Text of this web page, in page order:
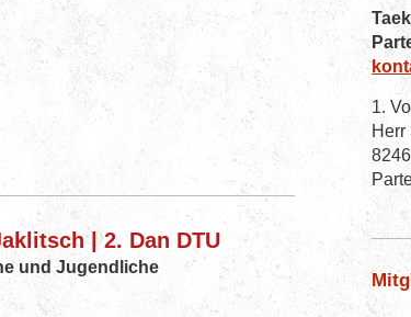
| 2. Dan DTU
und Jugendliche
1.
Herr